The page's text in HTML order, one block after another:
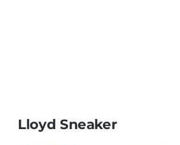
Lloyd Sneaker